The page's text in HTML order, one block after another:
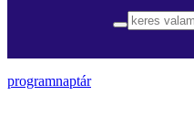
programnaptár